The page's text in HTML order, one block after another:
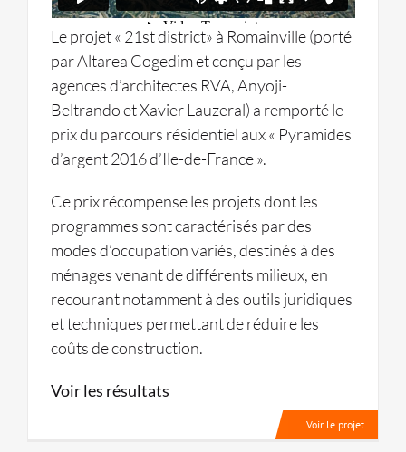
Le projet « 21st district» à Romainville (porté
par Altarea Cogedim et conçu par les
agences d’architectes RVA, Anyoji-
Beltrando et Xavier Lauzeral) a remporté le
prix du parcours résidentiel aux « Pyramides
d’argent 2016 d’Ile-de-France ».
Ce prix récompense les projets dont les
programmes sont caractérisés par des
modes d’occupation variés, destinés à des
ménages venant de différents milieux, en
recourant notamment à des outils juridiques
et techniques permettant de réduire les
coûts de construction.
Voir les résultats
Voir le projet